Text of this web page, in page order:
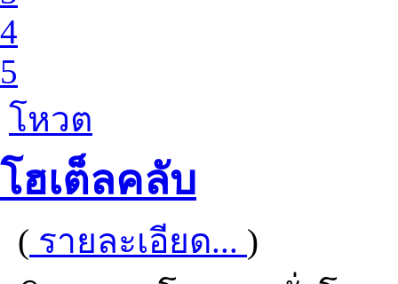
4
5
โหวต
โฮเต็ลคลับ
( รายละเอียด... )